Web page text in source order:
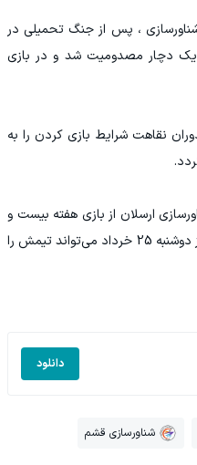
، پس از جنگ تحمیلی در
یک دچار مصدومیت شد و در بازی
نقاهت شرایط بازی کردن را به
ارسلان از بازی هفته بیست و
نهم لیگ یک مقابل داماش گیلان در روز دوشنبه 25 خرداد می‌تواند تیمش را
دانلود
شناورسازی قشم